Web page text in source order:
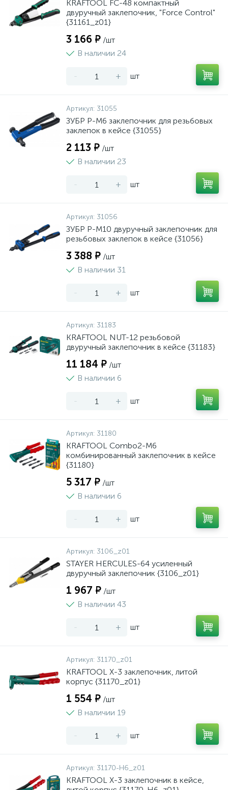
KRAFTOOL FC-48 компактный
двуручный заклепочник, "Force Control"
{31161_z01}
3 166 ₽ /шт
В наличии 24
- + шт
Артикул: 31055
ЗУБР Р-М6 заклепочник для резьбовых
заклепок в кейсе {31055}
2 113 ₽ /шт
В наличии 23
- + шт
Артикул: 31056
ЗУБР Р-М10 двуручный заклепочник для
резьбовых заклепок в кейсе {31056}
3 388 ₽ /шт
В наличии 31
- + шт
Артикул: 31183
KRAFTOOL NUT-12 резьбовой
двуручный заклепочник в кейсе {31183}
11 184 ₽ /шт
В наличии 6
- + шт
Артикул: 31180
KRAFTOOL Combo2-M6
комбинированный заклепочник в кейсе
{31180}
5 317 ₽ /шт
В наличии 6
- + шт
Артикул: 3106_z01
STAYER HERCULES-64 усиленный
двуручный заклепочник {3106_z01}
1 967 ₽ /шт
В наличии 43
- + шт
Артикул: 31170_z01
KRAFTOOL X-3 заклепочник, литой
корпус {31170_z01}
1 554 ₽ /шт
В наличии 19
- + шт
Артикул: 31170-H6_z01
KRAFTOOL X-3 заклепочник в кейсе,